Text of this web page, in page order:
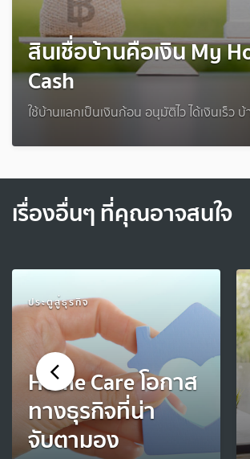
สินเชื่อบ้านคือเงิน My
Cash
ใช้บ้านแลกเป็นเงินก้อน อนุมัติไว ได้เงินเร็ว
เรื่องอื่นๆ ที่คุณอาจสนใจ
ประตูสู่ธุรกิจ
Home Care โอกาส
ทางธุรกิจที่น่า
จับตามอง